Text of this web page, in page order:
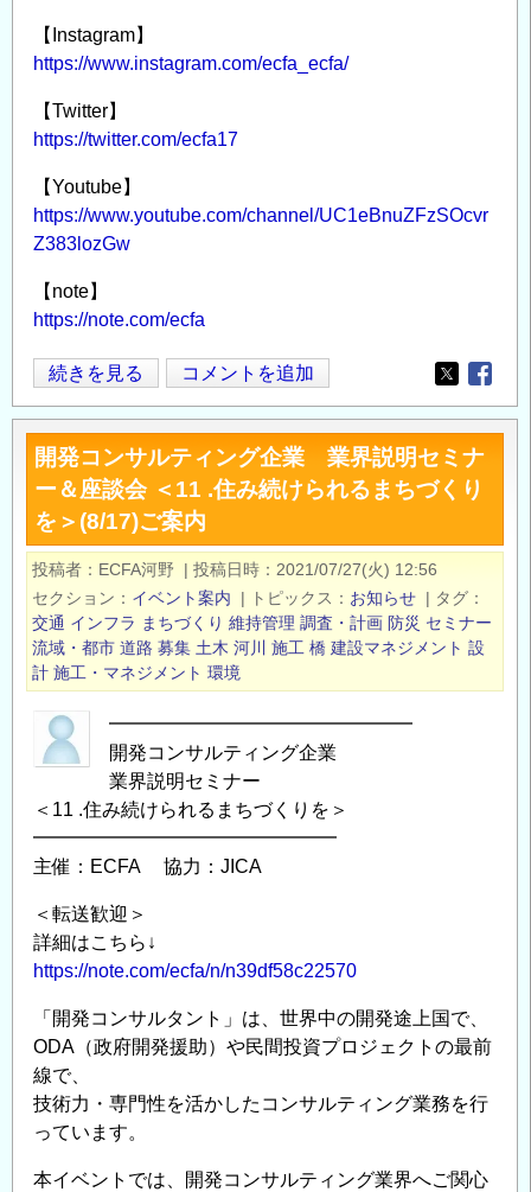
【Instagram】
https://www.instagram.com/ecfa_ecfa/
【Twitter】
https://twitter.com/ecfa17
【Youtube】
https://www.youtube.com/channel/UC1eBnuZFzSOcvr
Z383lozGw
【note】
https://note.com/ecfa
開
発
コ
ン
サ
ル
テ
ィ
ン
グ
企
業
明
ミ
ナ
ー
＆
談
会
＜
6:
安
全
続きを見る コメントを追加
Opens in
開発コンサルティング企業 業界説明セミナ
ー＆座談会 ＜11 .住み続けられるまちづくり
を＞(8/17)ご案内
投稿者 ECFA河野 | 投稿日時
2021/07/27(火) 12:56
セクション
イベント案内 | トピックス お知らせ | タグ
交通 インフラ まちづくり 維持管理 調査・計画 防災 セミナー
流域・都市 道路 募集 土木 河川 施工 橋 建設マネジメント 設
計 施工・マネジメント 環境
━━━━━━━━━━━━━━━━
開発コンサルティング企業
業界説明セミナー
＜11 .住み続けられるまちづくりを＞
━━━━━━━━━━━━━━━━
主催：ECFA 協力：JICA
＜転送歓迎＞
詳細はこちら↓
https://note.com/ecfa/n/n39df58c22570
「開発コンサルタント」は、世界中の開発途上国で、
ODA（政府開発援助）や民間投資プロジェクトの最前
線で、
技術力・専門性を活かしたコンサルティング業務を行
っています。
本イベントでは、開発コンサルティング業界へご関心